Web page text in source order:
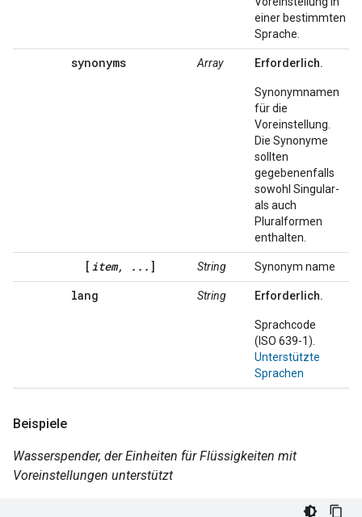
einer bestimmten
Sprache.
synonyms Array Erforderlich.
Synonymnamen
für die
Voreinstellung.
Die Synonyme
sollten
gegebenenfalls
sowohl Singular-
als auch
Pluralformen
enthalten.
[ item, ... ] String Synonym name
lang String Erforderlich.
Sprachcode
(ISO 639-1).
Unterstützte
Sprachen
Beispiele
Wasserspender, der Einheiten für Flüssigkeiten mit
Voreinstellungen unterstützt